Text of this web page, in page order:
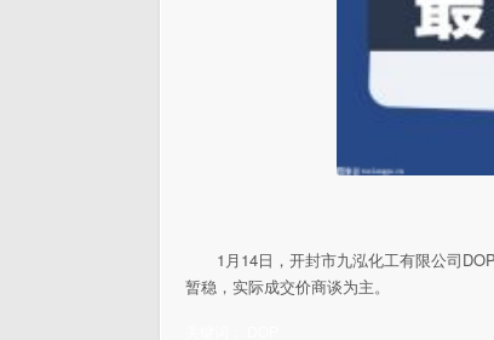
1月14日，开封市九泓化工有限公司
暂稳，实际成交价商谈为主。